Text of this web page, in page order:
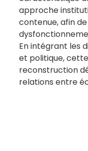
approche
contenue, afin
En intégrant les
et politique,
reconstruction
relations entre